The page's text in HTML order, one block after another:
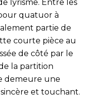
lyrisme. Entre les
quatuor à
partie de
courte pièce au
de côté par le
la partition
demeure une
et touchant.